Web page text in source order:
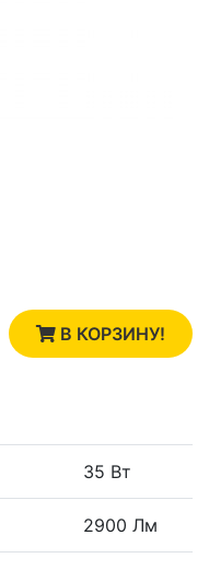
В КОРЗИНУ!
35 Вт
2900 Лм